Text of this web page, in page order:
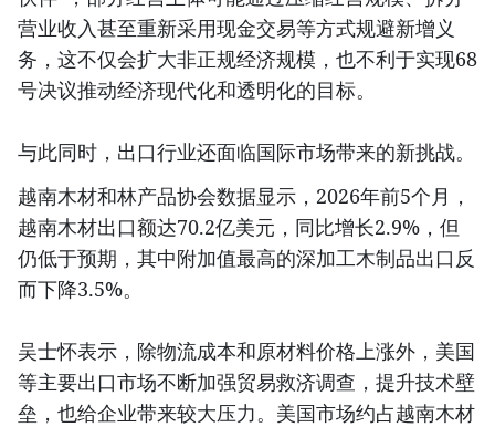
营业收入甚至重新采用现金交易等方式规避新增义
务，这不仅会扩大非正规经济规模，也不利于实现68
号决议推动经济现代化和透明化的目标。
与此同时，出口行业还面临国际市场带来的新挑战。
越南木材和林产品协会数据显示，2026年前5个月，
越南木材出口额达70.2亿美元，同比增长2.9%，但
仍低于预期，其中附加值最高的深加工木制品出口反
而下降3.5%。
吴士怀表示，除物流成本和原材料价格上涨外，美国
等主要出口市场不断加强贸易救济调查，提升技术壁
垒，也给企业带来较大压力。美国市场约占越南木材